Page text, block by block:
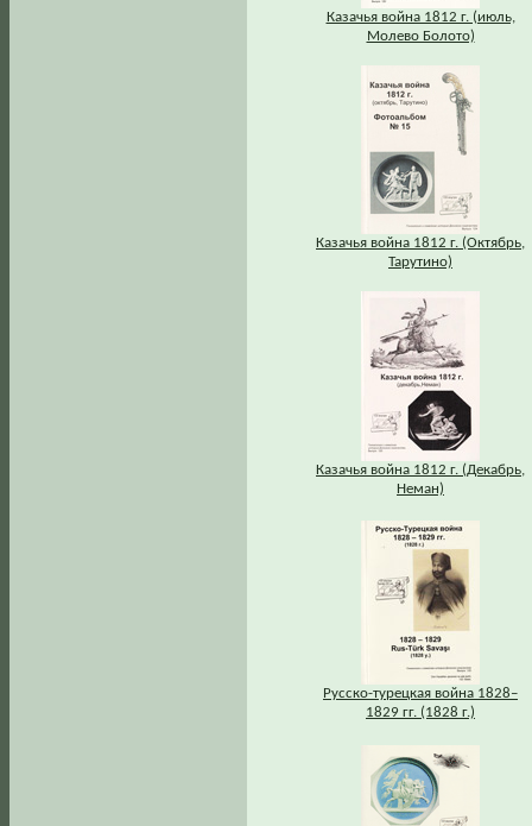
Казачья война 1812 г. (июль,
Молево Болото)
Казачья война 1812 г. (Октябрь,
Тарутино)
Казачья война 1812 г. (Декабрь,
Неман)
Русско-турецкая война 1828–
1829 гг. (1828 г.)